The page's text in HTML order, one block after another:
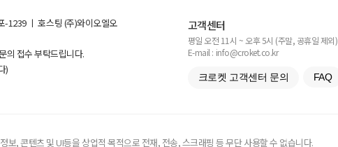
1239 ㅣ 호스팅 (주)와이오엘오
의 접수 부탁드립니다.
)
고객센터
평일 오전 11시 ~ 오후 5시 (주말, 공휴일 제외)
E-mail : info@croket.co.kr
크로켓 고객센터 문의 FAQ
보, 콘텐츠 및 UI등을 상업적 목적으로 전재, 전송, 스크래핑 등 무단 사용할 수 없습니다.